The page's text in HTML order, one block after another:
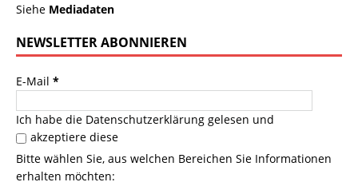
Siehe Mediadaten
NEWSLETTER ABONNIEREN
E-Mail *
Ich habe die Datenschutzerklärung gelesen und
akzeptiere diese
Bitte wählen Sie, aus welchen Bereichen Sie Informationen
erhalten möchten: